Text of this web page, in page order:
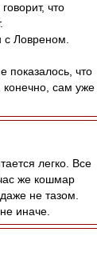
что
Ловреном.
показалось, что
сам уже
легко. Все
же кошмар
не тазом.
иначе.